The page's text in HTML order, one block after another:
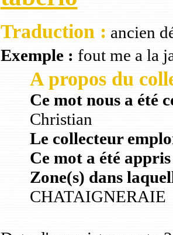
Traduction : ancien
Exemple : fout me a la
A propos du
Ce mot nous a été
Christian
Le collecteur
Ce mot a été
Zone(s) dans
CHATAIGNERAIE